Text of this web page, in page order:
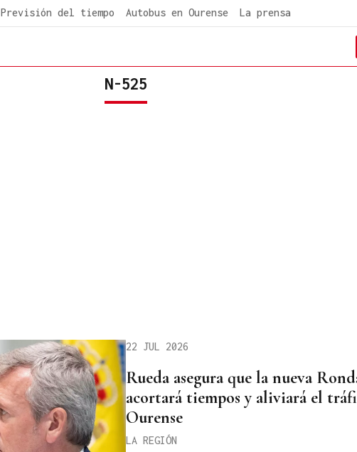
Previsión del tiempo Autobus en Ourense La prensa
N-525
22 JUL 2026
Rueda asegura que la nueva
acortará tiempos y aliviará el
Ourense
LA REGIÓN